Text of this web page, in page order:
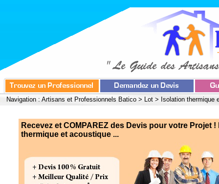
Navigation : Artisans et Professionnels Batico > Lot > Isolation thermique
Recevez et COMPAREZ des Devis pour votre Projet !
thermique et acoustique ...